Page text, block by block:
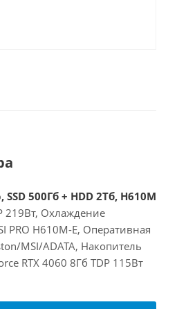
500Гб + HDD 2Тб, H610M
219Вт, Охлаждение
PRO H610M-E, Оперативная
MSI/ADATA, Накопитель
RTX 4060 8Гб TDP 115Вт